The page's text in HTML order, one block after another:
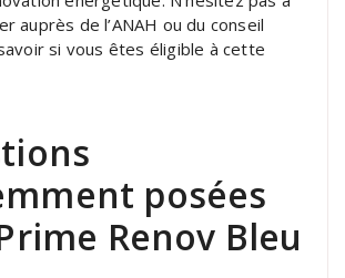
auprès de l’ANAH ou du conseil
si vous êtes éligible à cette
posées
Renov Bleu